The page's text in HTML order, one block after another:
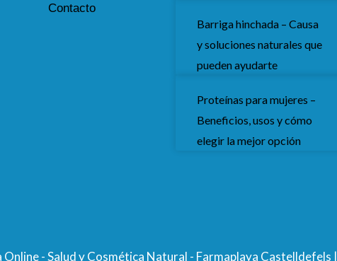
Contacto
Barriga hinchada – Causa
y soluciones naturales que
pueden ayudarte
Proteínas para mujeres –
Beneficios, usos y cómo
elegir la mejor opción
- Salud y Cosmética Natural - Farmaplaya Castelldefels |